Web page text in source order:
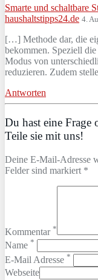
Smarte und schaltbare
haushaltstipps24.de 4.
[…] Methode dar, die
bekommen. Speziell
Modus von
reduzieren. Zudem
Antworten
Du hast eine
Teile sie mit uns!
Deine E-Mail-Adresse
Felder sind markiert *
Kommentar *
Name *
E-Mail Adresse *
Webseite